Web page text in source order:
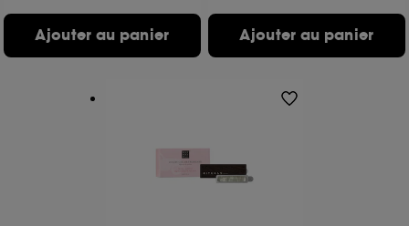
Ajouter au panier Ajouter au panier